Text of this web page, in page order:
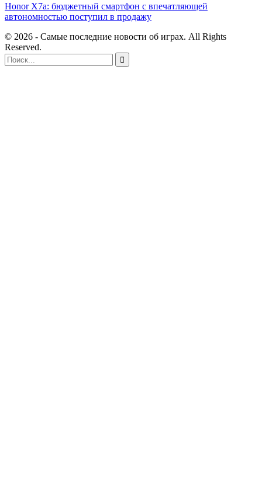
Honor X7a: бюджетный смартфон с впечатляющей
автономностью поступил в продажу
© 2026 - Самые последние новости об играх. All Rights
Reserved.